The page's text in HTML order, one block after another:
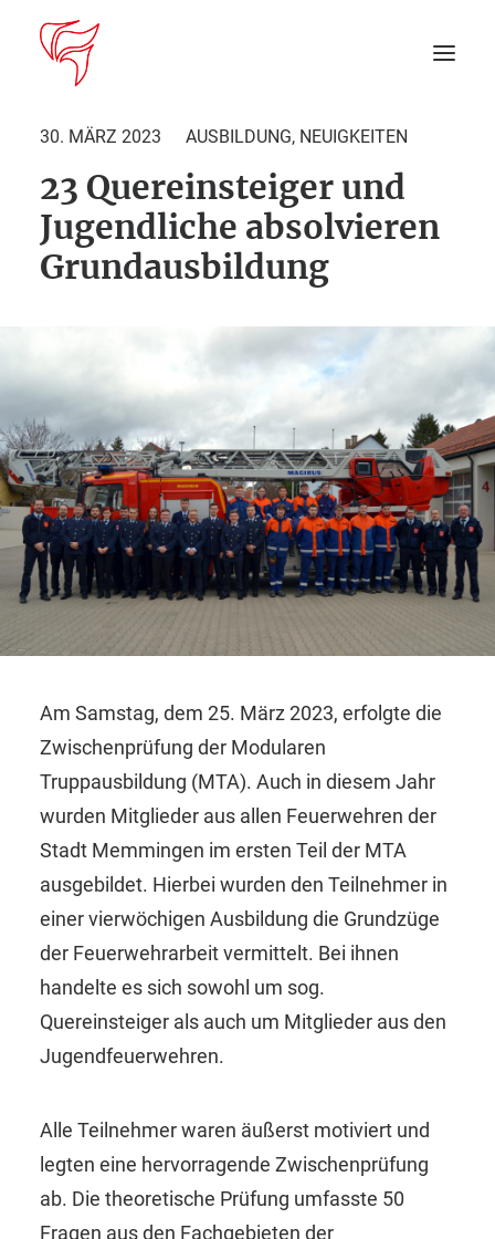
Startseite
Aktuelles
Suche
30. MÄRZ 2023 AUSBILDUNG, NEUIGKEITEN
23 Quereinsteiger und
Jugendliche absolvieren
Grundausbildung
Am Samstag, dem 25. März 2023, erfolgte die
Zwischenprüfung der Modularen
Truppausbildung (MTA). Auch in diesem Jahr
wurden Mitglieder aus allen Feuerwehren der
Stadt Memmingen im ersten Teil der MTA
ausgebildet. Hierbei wurden den Teilnehmer in
einer vierwöchigen Ausbildung die Grundzüge
der Feuerwehrarbeit vermittelt. Bei ihnen
handelte es sich sowohl um sog.
Quereinsteiger als auch um Mitglieder aus den
Jugendfeuerwehren.
Alle Teilnehmer waren äußerst motiviert und
legten eine hervorragende Zwischenprüfung
ab. Die theoretische Prüfung umfasste 50
Fragen aus den Fachgebieten der